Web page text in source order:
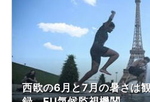
西欧の6月と7月の暑さは